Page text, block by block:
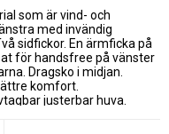
som är vind- och
med invändig
sidfickor. En ärmficka på
för handsfree på vänster
Dragsko i midjan.
komfort.
justerbar huva.
membran.